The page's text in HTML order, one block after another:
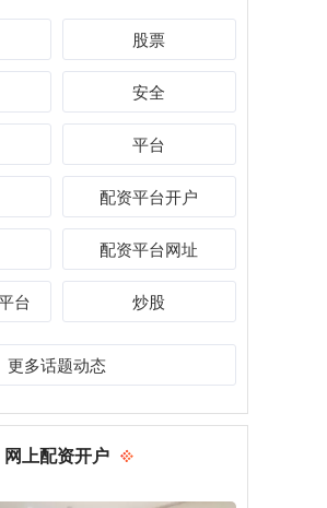
股票
安全
平台
配资平台开户
配资平台网址
台 炒股
更多话题动态
网上配资开户